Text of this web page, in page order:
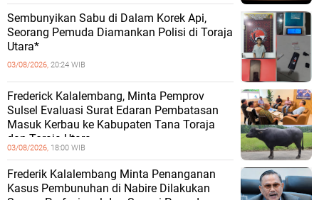
Sembunyikan Sabu di Dalam Korek Api,
Seorang Pemuda Diamankan Polisi di Toraja
Utara*
03/08/2026, 20:24 WIB
Frederick Kalalembang, Minta Pemprov
Sulsel Evaluasi Surat Edaran Pembatasan
Masuk Kerbau ke Kabupaten Tana Toraja
dan Toraja Utara
03/08/2026, 18:00 WIB
Frederik Kalalembang Minta Penanganan
Kasus Pembunuhan di Nabire Dilakukan